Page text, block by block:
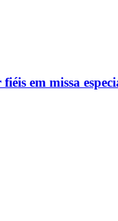
em missa